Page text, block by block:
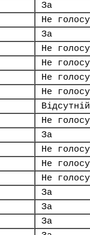
За
Не
За
Не
Не
Не
Не
Відсутній
Не
За
Не
Не
Не
За
За
За